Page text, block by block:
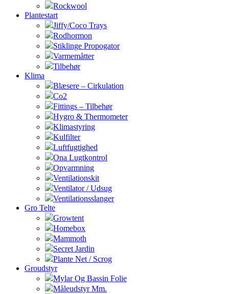
Rockwool
Plantestart
Jiffy/Coco Trays
Rodhormon
Stiklinge Propogator
Varmemåtter
Tilbehør
Klima
Blæsere – Cirkulation
Co2
Fittings – Tilbehør
Hygro & Thermometer
Klimastyring
Kulfilter
Luftfugtighed
Ona Lugtkontrol
Opvarmning
Ventilationskit
Ventilator / Udsug
Ventilationsslanger
Gro Telte
Growtent
Homebox
Mammoth
Secret Jardin
Plante Net / Scrog
Groudstyr
Mylar Og Bassin Folie
Måleudstyr Mm.